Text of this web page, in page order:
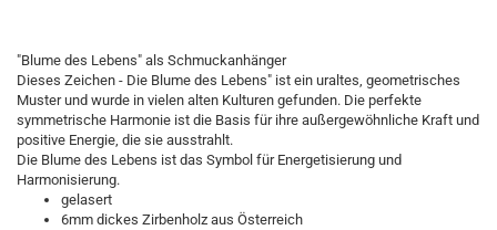
"Blume des Lebens" als Schmuckanhänger
Dieses Zeichen - Die Blume des Lebens" ist ein uraltes, geometrisches
Muster und wurde in vielen alten Kulturen gefunden. Die perfekte
symmetrische Harmonie ist die Basis für ihre außergewöhnliche Kraft und
positive Energie, die sie ausstrahlt.
Die Blume des Lebens ist das Symbol für Energetisierung und
Harmonisierung.
gelasert
6mm dickes Zirbenholz aus Österreich